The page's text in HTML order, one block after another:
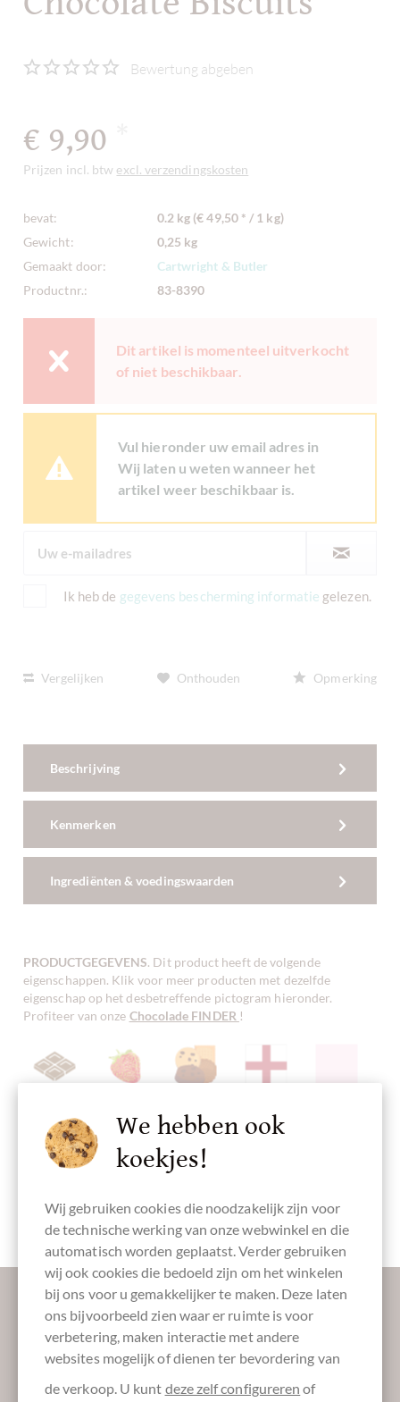
Bewertung abgeben
€ 9,90
Prijzen incl. btw excl. verzendingskosten
bevat:
0.2 kg (€ 49,50 * / 1 kg)
Gewicht:
0,25 kg
Gemaakt door:
Cartwright & Butler
Productnr.:
83-8390
Dit artikel is momenteel uitverkocht
of niet beschikbaar.
Vul hieronder uw email adres in
Wij laten u weten wanneer het
artikel weer beschikbaar is.
Ik heb de gegevens bescherming informatie gelezen.
Vergelijken Onthouden Opmerking
Beschrijving
Kenmerken
Ingrediënten & voedingswaarden
PRODUCTGEGEVENS. Dit product heeft de volgende
eigenschappen. Klik voor meer producten met dezelfde
eigenschap op het desbetreffende pictogram hieronder.
Profiteer van onze Chocolade FINDER !
Engeland
Cadeaudoos
Laat ons uw inbox verzoeten:
Absenden
We hebben ook
koekjes!
Wij gebruiken cookies die noodzakelijk zijn voor
de technische werking van onze webwinkel en die
automatisch worden geplaatst. Verder gebruiken
wij ook cookies die bedoeld zijn om het winkelen
bij ons voor u gemakkelijker te maken. Deze laten
ons bijvoorbeeld zien waar er ruimte is voor
verbetering, maken interactie met andere
websites mogelijk of dienen ter bevordering van
de verkoop. U kunt deze zelf configureren of